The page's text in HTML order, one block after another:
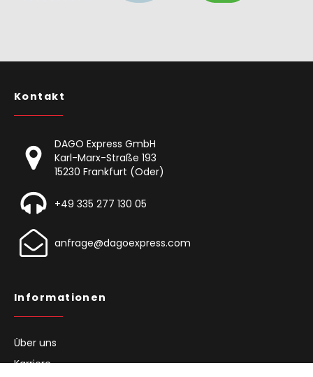
Kontakt
DAGO Express GmbH
Karl-Marx-Straße 193
15230 Frankfurt (Oder)
+49 335 277 130 05
anfrage@dagoexpress.com
Informationen
Über uns
Karriere